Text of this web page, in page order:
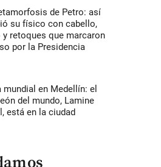
de Petro: así
su físico con cabello,
retoques que marcaron
por la Presidencia
en Medellín: el
del mundo, Lamine
está en la ciudad